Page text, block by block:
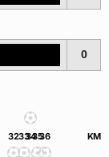
0
3233343536 KM